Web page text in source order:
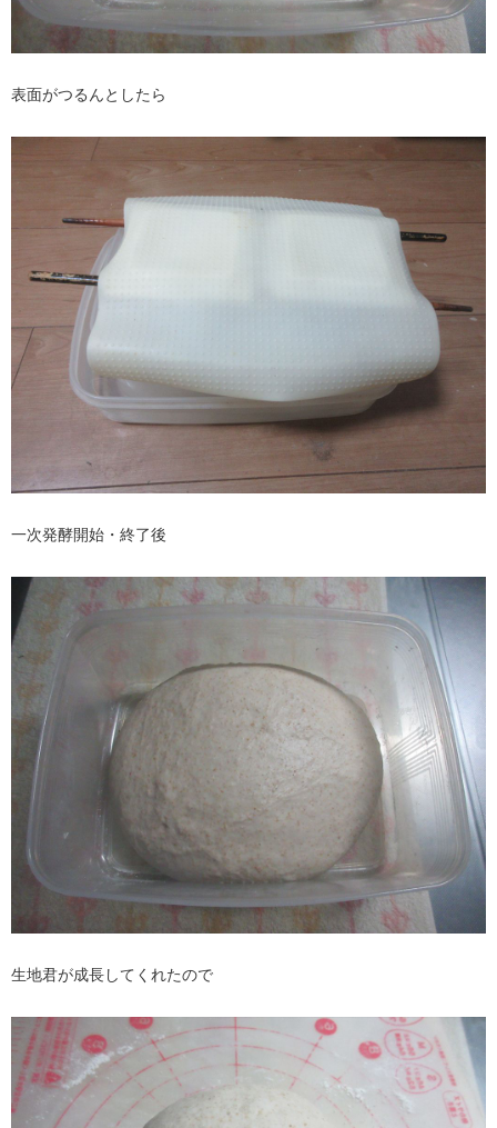
表面がつるんとしたら
一次発酵開始・終了後
生地君が成長してくれたので